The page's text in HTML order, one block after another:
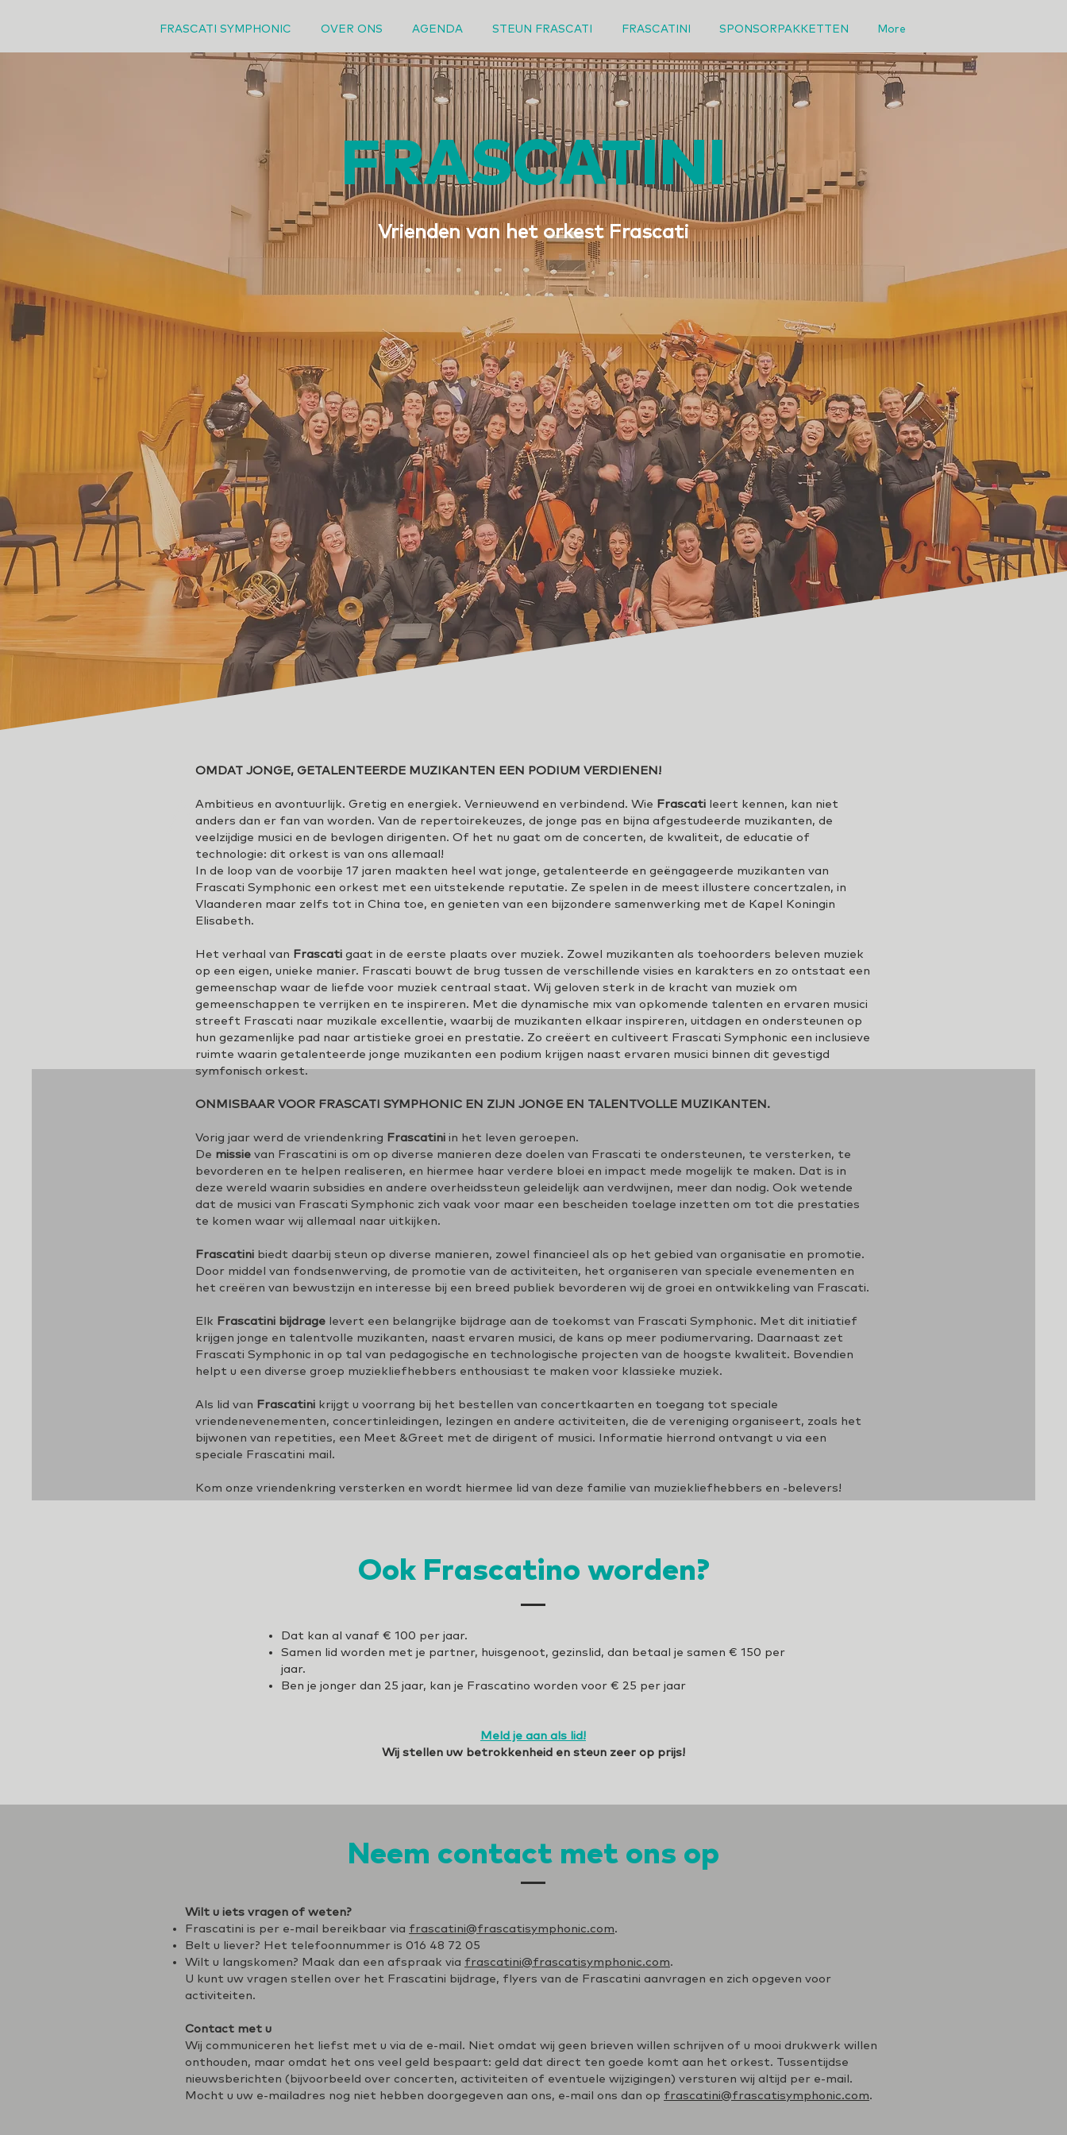
FRASCATI SYMPHONIC OVER ONS AGENDA STEUN FRASCATI FRASCATINI SPONSORPAKKETTEN More
FRASCATINI
Vrienden van het orkest Frascati
About Me.
OMDAT JONGE, GETALENTEERDE MUZIKANTEN EEN PODIUM VERDIENEN!
Ambitieus en avontuurlijk. Gretig en energiek. Vernieuwend en verbindend. Wie Frascati leert kennen, kan niet
anders dan er fan van worden. Van de repertoirekeuzes, de jonge pas en bijna afgestudeerde muzikanten, de
veelzijdige musici en de bevlogen dirigenten. Of het nu gaat om de concerten, de kwaliteit, de educatie of
technologie: dit orkest is van ons allemaal!
In de loop van de voorbije 17 jaren maakten heel wat jonge, getalenteerde en geëngageerde muzikanten van
Frascati Symphonic een orkest met een uitstekende reputatie. Ze spelen in de meest illustere concertzalen, in
Vlaanderen maar zelfs tot in China toe, en genieten van een bijzondere samenwerking met de Kapel Koningin
Elisabeth.
Het verhaal van Frascati gaat in de eerste plaats over muziek. Zowel muzikanten als toehoorders beleven muziek
op een eigen, unieke manier. Frascati bouwt de brug tussen de verschillende visies en karakters en zo ontstaat een
gemeenschap waar de liefde voor muziek centraal staat. Wij geloven sterk in de kracht van muziek om
gemeenschappen te verrijken en te inspireren. Met die dynamische mix van opkomende talenten en ervaren musici
streeft Frascati naar muzikale excellentie, waarbij de muzikanten elkaar inspireren, uitdagen en ondersteunen op
hun gezamenlijke pad naar artistieke groei en prestatie. Zo creëert en cultiveert Frascati Symphonic een inclusieve
ruimte waarin getalenteerde jonge muzikanten een podium krijgen naast ervaren musici binnen dit gevestigd
symfonisch orkest.
ONMISBAAR VOOR FRASCATI SYMPHONIC EN ZIJN JONGE EN TALENTVOLLE MUZIKANTEN.
Vorig jaar werd de vriendenkring Frascatini in het leven geroepen.
De missie van Frascatini is om op diverse manieren deze doelen van Frascati te ondersteunen, te versterken, te
bevorderen en te helpen realiseren, en hiermee haar verdere bloei en impact mede mogelijk te maken. Dat is in
deze wereld waarin subsidies en andere overheidssteun geleidelijk aan verdwijnen, meer dan nodig. Ook wetende
dat de musici van Frascati Symphonic zich vaak voor maar een bescheiden toelage inzetten om tot die prestaties
te komen waar wij allemaal naar uitkijken.
Frascatini biedt daarbij steun op diverse manieren, zowel financieel als op het gebied van organisatie en promotie.
Door middel van fondsenwerving, de promotie van de activiteiten, het organiseren van speciale evenementen en
het creëren van bewustzijn en interesse bij een breed publiek bevorderen wij de groei en ontwikkeling van Frascati.
Elk Frascatini bijdrage levert een belangrijke bijdrage aan de toekomst van Frascati Symphonic. Met dit initiatief
krijgen jonge en talentvolle muzikanten, naast ervaren musici, de kans op meer podiumervaring. Daarnaast zet
Frascati Symphonic in op tal van pedagogische en technologische projecten van de hoogste kwaliteit. Bovendien
helpt u een diverse groep muziekliefhebbers enthousiast te maken voor klassieke muziek.
Als lid van Frascatini krijgt u voorrang bij het bestellen van concertkaarten en toegang tot speciale
vriendenevenementen, concertinleidingen, lezingen en andere activiteiten, die de vereniging organiseert, zoals het
bijwonen van repetities, een Meet &Greet met de dirigent of musici. Informatie hierrond ontvangt u via een
speciale Frascatini mail.
Kom onze vriendenkring versterken en wordt hiermee lid van deze familie van muziekliefhebbers en -belevers!
Ook Frascatino worden?
Dat kan al vanaf € 100 per jaar.
Samen lid worden met je partner, huisgenoot, gezinslid, dan betaal je samen € 150 per
jaar.
Ben je jonger dan 25 jaar, kan je Frascatino worden voor € 25 per jaar
Meld je aan als lid!
Wij stellen uw betrokkenheid en steun zeer op prijs!
Neem contact met ons op
Wilt u iets vragen of weten?
Frascatini is per e-mail bereikbaar via frascatini@frascatisymphonic.com.
Belt u liever? Het telefoonnummer is 016 48 72 05
Wilt u langskomen? Maak dan een afspraak via frascatini@frascatisymphonic.com.
U kunt uw vragen stellen over het Frascatini bijdrage, flyers van de Frascatini aanvragen en zich opgeven voor
activiteiten.
Contact met u
Wij communiceren het liefst met u via de e-mail. Niet omdat wij geen brieven willen schrijven of u mooi drukwerk willen
onthouden, maar omdat het ons veel geld bespaart: geld dat direct ten goede komt aan het orkest. Tussentijdse
nieuwsberichten (bijvoorbeeld over concerten, activiteiten of eventuele wijzigingen) versturen wij altijd per e-mail.
Mocht u uw e-mailadres nog niet hebben doorgegeven aan ons, e-mail ons dan op frascatini@frascatisymphonic.com.